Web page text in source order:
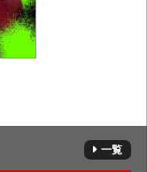
一覧